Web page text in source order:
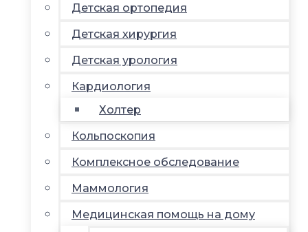
Детская ортопедия
Детская хирургия
Детская урология
Кардиология
Холтер
Кольпоскопия
Комплексное обследование
Маммология
Медицинская помощь на дому